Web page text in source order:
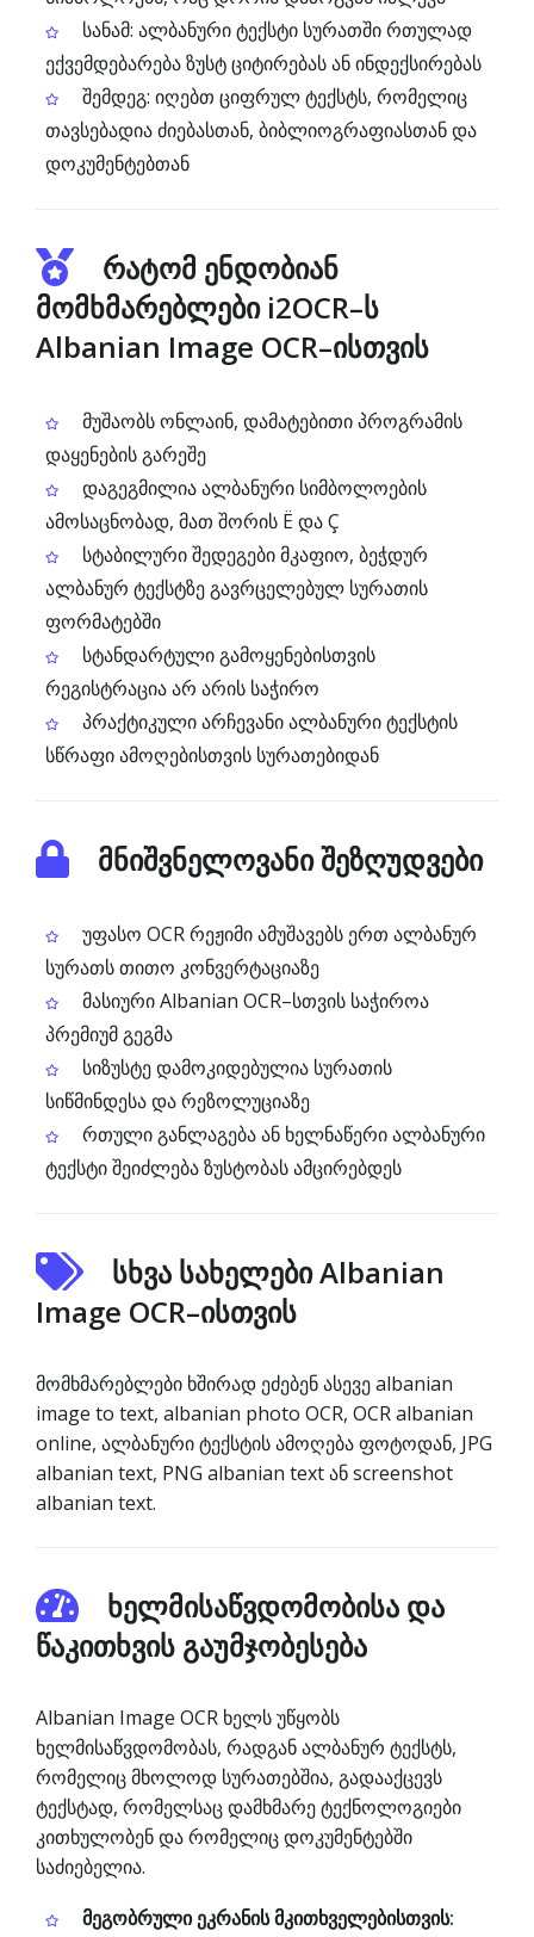
სანამ: ალბანური ტექსტი სურათში რთულად
ექვემდებარება ზუსტ ციტირებას ან ინდექსირებას
შემდეგ: იღებთ ციფრულ ტექსტს, რომელიც
თავსებადია ძიებასთან, ბიბლიოგრაფიასთან და
დოკუმენტებთან
რატომ ენდობიან
მომხმარებლები i2OCR–ს
Albanian Image OCR–ისთვის
მუშაობს ონლაინ, დამატებითი პროგრამის
დაყენების გარეშე
დაგეგმილია ალბანური სიმბოლოების
ამოსაცნობად, მათ შორის Ë და Ç
სტაბილური შედეგები მკაფიო, ბეჭდურ
ალბანურ ტექსტზე გავრცელებულ სურათის
ფორმატებში
სტანდარტული გამოყენებისთვის
რეგისტრაცია არ არის საჭირო
პრაქტიკული არჩევანი ალბანური ტექსტის
სწრაფი ამოღებისთვის სურათებიდან
მნიშვნელოვანი შეზღუდვები
უფასო OCR რეჟიმი ამუშავებს ერთ ალბანურ
სურათს თითო კონვერტაციაზე
მასიური Albanian OCR–სთვის საჭიროა
პრემიუმ გეგმა
სიზუსტე დამოკიდებულია სურათის
სიწმინდესა და რეზოლუციაზე
რთული განლაგება ან ხელნაწერი ალბანური
ტექსტი შეიძლება ზუსტობას ამცირებდეს
სხვა სახელები Albanian
Image OCR–ისთვის
მომხმარებლები ხშირად ეძებენ ასევე albanian
image to text, albanian photo OCR, OCR albanian
online, ალბანური ტექსტის ამოღება ფოტოდან, JPG
albanian text, PNG albanian text ან screenshot
albanian text.
ხელმისაწვდომობისა და
წაკითხვის გაუმჯობესება
Albanian Image OCR ხელს უწყობს
ხელმისაწვდომობას, რადგან ალბანურ ტექსტს,
რომელიც მხოლოდ სურათებშია, გადააქცევს
ტექსტად, რომელსაც დამხმარე ტექნოლოგიები
კითხულობენ და რომელიც დოკუმენტებში
საძიებელია.
მეგობრული ეკრანის მკითხველებისთვის: